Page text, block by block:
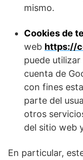
mismo.
Cookies de
web https://
puede
cuenta de
con fines
parte del
otros
del sitio web
En particular,